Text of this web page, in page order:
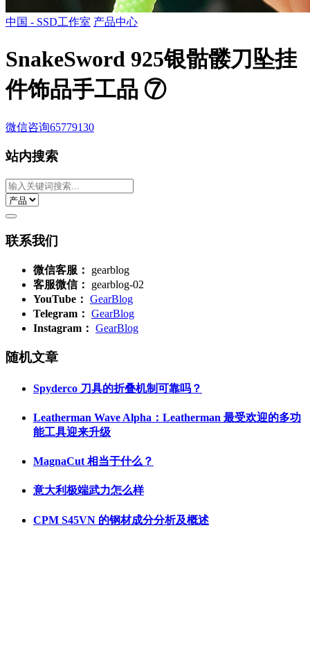
中国 - SSD工作室 产品中心
SnakeSword 925银骷髅刀坠挂
件饰品手工品 ⑦
微信咨询65779130
站内搜索
联系我们
微信客服：
gearblog
客服微信：
gearblog-02
YouTube： GearBlog
Telegram： GearBlog
Instagram： GearBlog
随机文章
Spyderco 刀具的折叠机制可靠吗？
Leatherman Wave Alpha：Leatherman 最受欢迎的多功
能工具迎来升级
MagnaCut 相当于什么？
意大利极端武力怎么样
CPM S45VN 的钢材成分分析及概述